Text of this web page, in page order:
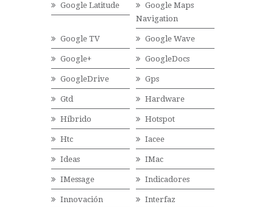
Google Latitude
Google Maps
Navigation
Google TV Google Wave
Google+ GoogleDocs
GoogleDrive Gps
Gtd Hardware
Híbrido Hotspot
Htc Iacee
Ideas IMac
IMessage Indicadores
Innovación Interfaz